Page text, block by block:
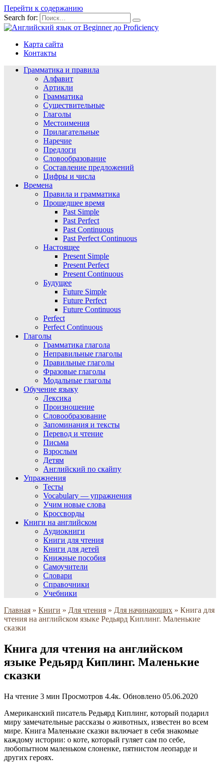
Перейти к содержанию
Search for:
Карта сайта
Контакты
Грамматика и правила
Алфавит
Артикли
Грамматика
Существительные
Глаголы
Местоимения
Прилагательные
Наречие
Предлоги
Словообразование
Составление предложений
Цифры и числа
Времена
Правила и грамматика
Прошедшее время
Past Simple
Past Perfect
Past Continuous
Past Perfect Continuous
Настоящее
Present Simple
Present Perfect
Present Continuous
Будущее
Future Simple
Future Perfect
Future Continuous
Perfect
Perfect Continuous
Глаголы
Грамматика глагола
Неправильные глаголы
Правильные глаголы
Фразовые глаголы
Модальные глаголы
Обучение языку
Лексика
Произношение
Словообразование
Запоминания и тексты
Перевод и чтение
Письма
Взрослым
Детям
Английский по скайпу
Упражнения
Тесты
Vocabulary — упражнения
Учим новые слова
Кроссворды
Книги на английском
Аудиокниги
Книги для чтения
Книги для детей
Книжные пособия
Самоучители
Словари
Справочники
Учебники
Главная » Книги » Для чтения » Для начинающих » Книга для
чтения на английском языке Редьярд Киплинг. Маленькие
сказки
Книга для чтения на английском
языке Редьярд Киплинг. Маленькие
сказки
На чтение 3 мин Просмотров 4.4к. Обновлено 05.06.2020
Американский писатель Редьярд Киплинг, который подарил
миру замечательные рассказы о животных, известен во всем
мире. Книга Маленькие сказки включает в себя знакомые
каждому истории: о коте, который гуляет сам по себе,
любопытном маленьком слоненке, пятнистом леопарде и
других героях.